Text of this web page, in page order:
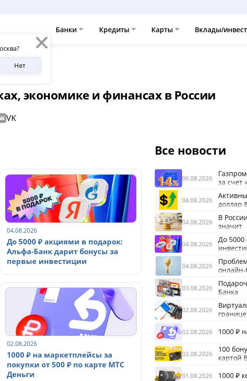
Нет
Банки Кредиты Карты Вклады/
экономике и финансах в России
VK
04.08.2026
До 5000 ₽ акциями в подарок:
Альфа-Банк дарит бонусы за
первые инвестиции
02.08.2026
1000 ₽ на маркетплейсы за
покупки от 500 ₽ по карте МТС
Деньги
Все новости
06.08.2026
за счет
04.08.2026
доллар
04.08.2026
В
значит
04.08.2026
До 5000
04.08.2026
онлайн-
03.08.2026
Банка
02.08.2026
02.08.2026 1000 ₽
02.08.2026
100
картой
01.08.2026 1000 ₽